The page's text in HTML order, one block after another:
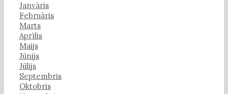
Janvāris
Februāris
Marts
Aprīlis
Maijs
Jūnijs
Jūlijs
Septembris
Oktobris